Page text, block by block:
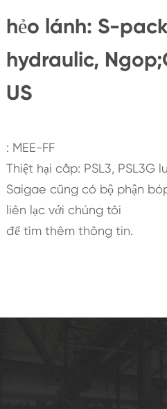
hẻo lánh: S-
hydraulic,
US
: MEE-FF
Thiệt hại cấp: PSL3, PSL3G
Saigae cũng có bộ phận
liên lạc với chúng tôi
để tìm thêm thông tin.